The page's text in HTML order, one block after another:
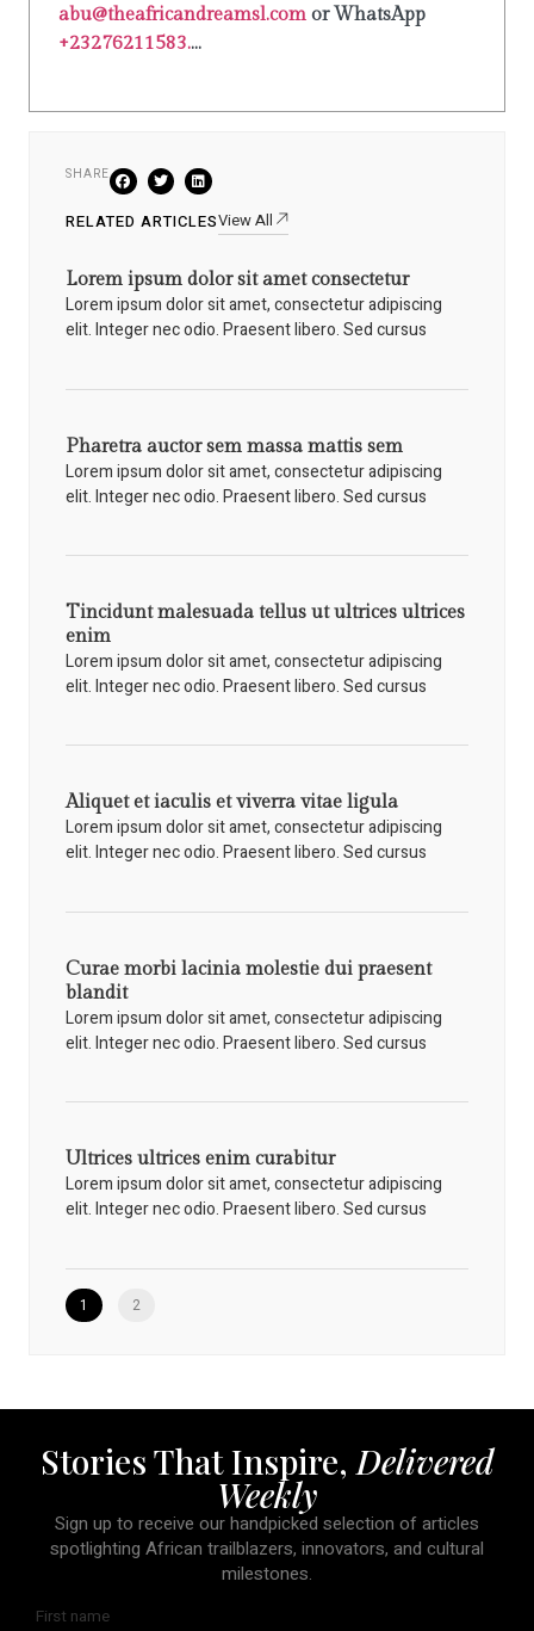
abu@theafricandreamsl.com or WhatsApp
+23276211583....
SHARE
RELATED ARTICLESView All
Lorem ipsum dolor sit amet consectetur
Lorem ipsum dolor sit amet, consectetur adipiscing
elit. Integer nec odio. Praesent libero. Sed cursus
Pharetra auctor sem massa mattis sem
Lorem ipsum dolor sit amet, consectetur adipiscing
elit. Integer nec odio. Praesent libero. Sed cursus
Tincidunt malesuada tellus ut ultrices ultrices
enim
Lorem ipsum dolor sit amet, consectetur adipiscing
elit. Integer nec odio. Praesent libero. Sed cursus
Aliquet et iaculis et viverra vitae ligula
Lorem ipsum dolor sit amet, consectetur adipiscing
elit. Integer nec odio. Praesent libero. Sed cursus
Curae morbi lacinia molestie dui praesent
blandit
Lorem ipsum dolor sit amet, consectetur adipiscing
elit. Integer nec odio. Praesent libero. Sed cursus
Ultrices ultrices enim curabitur
Lorem ipsum dolor sit amet, consectetur adipiscing
elit. Integer nec odio. Praesent libero. Sed cursus
1 2
Stories That Inspire, Delivered
Weekly
Sign up to receive our handpicked selection of articles
spotlighting African trailblazers, innovators, and cultural
milestones.
First name